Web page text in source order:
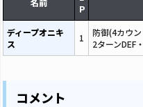
P
ディープオニキ
ス
1
防御(4カウ
2ターンDEF
コメント